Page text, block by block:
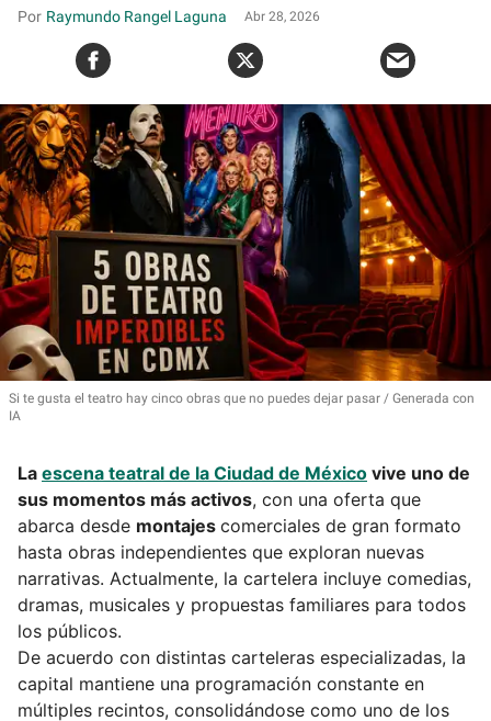
Raymundo Rangel Laguna Abr 28, 2026
Si te gusta el teatro hay cinco obras que no puedes dejar pasar
Generada con
IA
La escena teatral de la Ciudad de México vive uno de
sus momentos más activos, con una oferta que
abarca desde montajes comerciales de gran formato
hasta obras independientes que exploran nuevas
narrativas. Actualmente, la cartelera incluye comedias,
dramas, musicales y propuestas familiares para todos
los públicos.
De acuerdo con distintas carteleras especializadas, la
capital mantiene una programación constante en
múltiples recintos, consolidándose como uno de los